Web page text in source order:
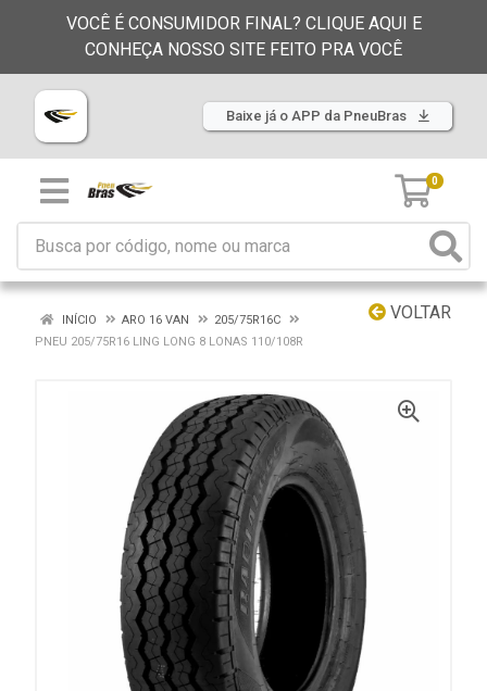
VOCÊ É CONSUMIDOR FINAL? CLIQUE AQUI E
CONHEÇA NOSSO SITE FEITO PRA VOCÊ
Baixe já o APP da PneuBras
0
VOLTAR
INÍCIO ARO 16 VAN
205/75R16C
PNEU 205/75R16 LING LONG 8 LONAS 110/108R